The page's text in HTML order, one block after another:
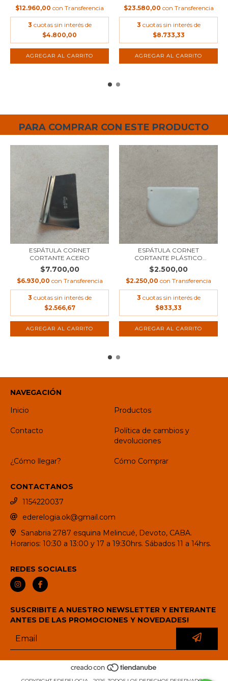
$12.960,00 con Transferencia
3 cuotas sin interés de
$4.800,00
$23.580,00 con Transferencia
3 cuotas sin interés de
$8.733,33
PARA COMPRAR CON ESTE PRODUCTO
ESPÁTULA CORNET
CORTANTE ACERO
$7.700,00
$6.930,00 con Transferencia
3 cuotas sin interés de
$2.566,67
ESPÁTULA CORNET
CORTANTE PLÁSTICO
FLEXIB...
$2.500,00
$2.250,00 con Transferencia
3 cuotas sin interés de
$833,33
NAVEGACIÓN
Inicio
Productos
Contacto
Política de cambios y
devoluciones
¿Cómo llegar? Cómo Comprar
CONTACTANOS
1154220037
ederelogia.ok@gmail.com
Sanabria 2787 esquina Melincué, Devoto, CABA.
Horarios: 10:30 a 13:00 y 17 a 19:30hrs. Sábados 11 a 14hrs.
REDES SOCIALES
SUSCRIBITE A NUESTRO NEWSLETTER Y ENTERANTE
ANTES DE LAS PROMOCIONES Y NOVEDADES!